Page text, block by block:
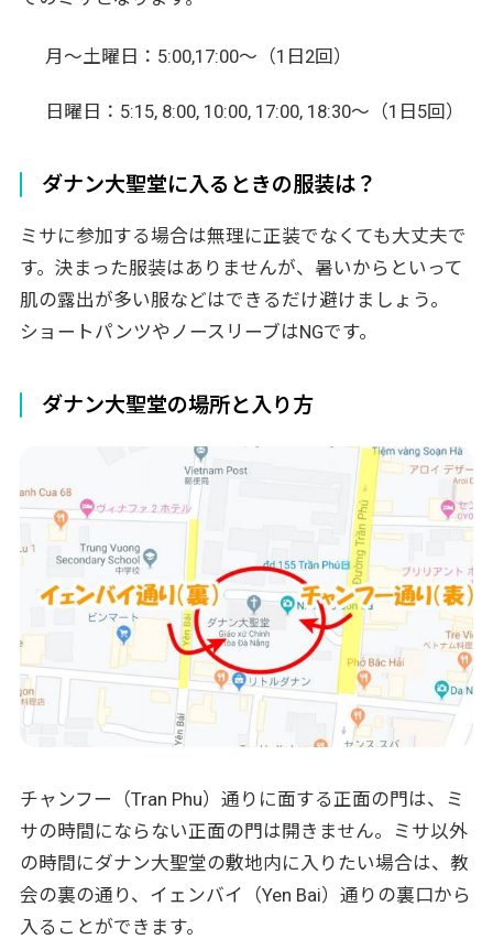
月～土曜日：5:00,17:00～（1日2回）
日曜日：5:15, 8:00, 10:00, 17:00, 18:30～（1日5回）
ダナン大聖堂に入るときの服装は？
ミサに参加する場合は無理に正装でなくても大丈夫で
す。決まった服装はありませんが、暑いからといって
肌の露出が多い服などはできるだけ避けましょう。
ショートパンツやノースリーブはNGです。
ダナン大聖堂の場所と入り方
チャンフー（Tran Phu）通りに面する正面の門は、ミ
サの時間にならない正面の門は開きません。ミサ以外
の時間にダナン大聖堂の敷地内に入りたい場合は、教
会の裏の通り、イェンバイ（Yen Bai）通りの裏口から
入ることができます。